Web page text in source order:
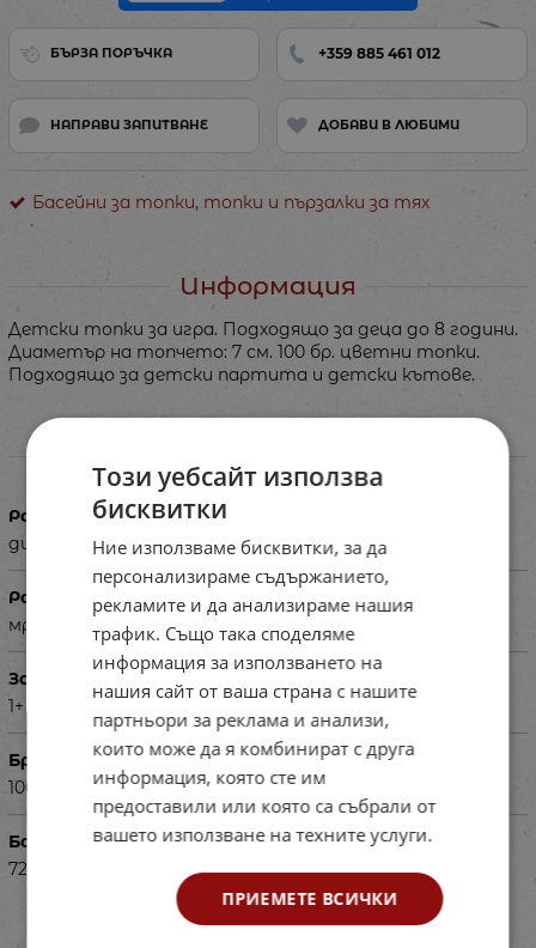
БЪРЗА ПОРЪЧКА +359 885 461 012
НАПРАВИ ЗАПИТВАНЕ ДОБАВИ В ЛЮБИМИ
Басейни за топки, топки и пързалки за тях
Информация
Детски топки за игра. Подходящо за деца до 8 години.
Диаметър на топчето: 7 см. 100 бр. цветни топки.
Подходящо за детски партита и детски кътове.
Размери в см
диаметър - 7
Размери на опаковката в см
мрежа-32х63
За деца на възраст
1+
Брой части
100
Баркод (ISBN, UPC, др.)
72114775049
Този уебсайт използва
бисквитки
Ние използваме бисквитки, за да
персонализираме съдържанието,
рекламите и да анализираме нашия
трафик. Също така споделяме
информация за използването на
нашия сайт от ваша страна с нашите
партньори за реклама и анализи,
които може да я комбинират с друга
информация, която сте им
предоставили или която са събрали от
вашето използване на техните услуги.
ПРИЕМЕТЕ ВСИЧКИ